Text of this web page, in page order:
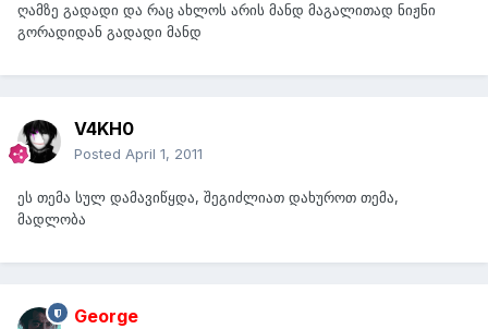
ღამზე გადადი და რაც ახლოს არის მანდ მაგალითად ნიჟნი
გორადიდან გადადი მანდ
V4KH0
Posted April 1, 2011
ეს თემა სულ დამავიწყდა, შეგიძლიათ დახუროთ თემა,
მადლობა
George